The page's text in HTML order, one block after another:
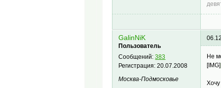
GalinNiK
Пользователь
Сообщений:383
Регистрация:20.07.2008
Москва-Подмосковье
Не
[IMG]